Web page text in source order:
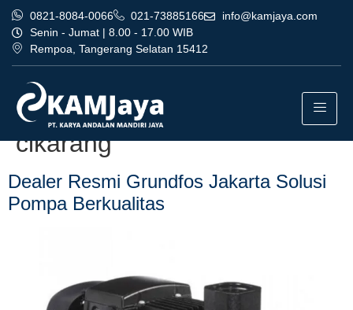
0821-8084-0066 021-73885166
info@kamjaya.com
Senin - Jumat | 8.00 - 17.00 WIB
Rempoa, Tangerang Selatan 15412
Tag:
resmi grundfos jakarta
cikarang
Dealer Resmi Grundfos Jakarta Solusi
Pompa Berkualitas